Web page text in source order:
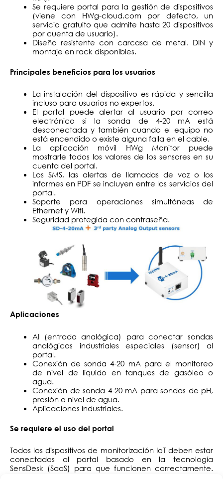
Se requiere portal para la gestión de dispositivos
(viene con HWg-cloud.com por defecto, un
servicio gratuito que admite hasta 20 dispositivos
por cuenta de usuario).
Diseño resistente con carcasa de metal. DIN y
montaje en rack disponibles.
Principales beneficios para los usuarios
La instalación del dispositivo es rápida y sencilla
incluso para usuarios no expertos.
El portal puede alertar al usuario por correo
electrónico si la sonda de 4-20 mA está
desconectada y también cuando el equipo no
está encendido o existe alguna falla en el cable.
La aplicación móvil HWg Monitor puede
mostrarle todos los valores de los sensores en su
cuenta del portal.
Los SMS, las alertas de llamadas de voz o los
informes en PDF se incluyen entre los servicios del
portal.
Soporte para operaciones simultáneas de
Ethernet y Wifi.
Seguridad protegida con contraseña.
Aplicaciones
AI (entrada analógica) para conectar sondas
analógicas industriales especiales (sensor) al
portal.
Conexión de sonda 4-20 mA para el monitoreo
de nivel de líquido en tanques de gasóleo o
agua.
Conexión de sonda 4-20 mA para sondas de pH,
presión o nivel de agua.
Aplicaciones industriales.
Se requiere el uso del portal
Todos los dispositivos de monitorización IoT deben estar
conectados al portal basado en la tecnología
SensDesk (SaaS) para que funcionen correctamente.